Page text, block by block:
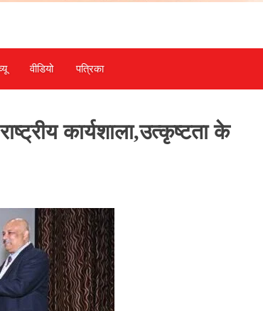
वीडियो पत्रिका
कार्यशाला,उत्कृष्टता के